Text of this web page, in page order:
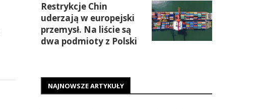
Restrykcje Chin
uderzają w europejski
przemysł. Na liście są
dwa podmioty z Polski
NAJNOWSZE ARTYKUŁY